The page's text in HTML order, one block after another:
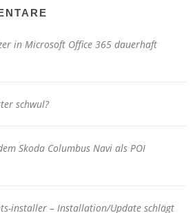
in Microsoft Office 365 dauerhaft
schwul?
Skoda Columbus Navi als POI
installer – Installation/Update schlägt